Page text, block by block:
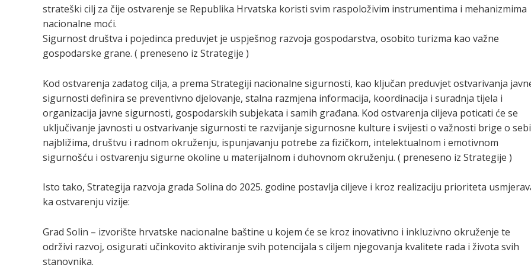
strateški cilj za čije ostvarenje se Republika Hrvatska koristi svim raspoloživim instrumentima i mehanizmima
nacionalne moći.
Sigurnost društva i pojedinca preduvjet je uspješnog razvoja gospodarstva, osobito turizma kao važne
gospodarske grane. ( preneseno iz Strategije )
Kod ostvarenja zadatog cilja, a prema Strategiji nacionalne sigurnosti, kao ključan preduvjet ostvarivanja
sigurnosti definira se preventivno djelovanje, stalna razmjena informacija, koordinacija i suradnja tijela i
organizacija javne sigurnosti, gospodarskih subjekata i samih građana. Kod ostvarenja ciljeva poticati će se
uključivanje javnosti u ostvarivanje sigurnosti te razvijanje sigurnosne kulture i svijesti o važnosti brige o
najbližima, društvu i radnom okruženju, ispunjavanju potrebe za fizičkom, intelektualnom i emotivnom
sigurnošću i ostvarenju sigurne okoline u materijalnom i duhovnom okruženju. ( preneseno iz Strategije )
Isto tako, Strategija razvoja grada Solina do 2025. godine postavlja ciljeve i kroz realizaciju prioriteta
ka ostvarenju vizije:
Grad Solin – izvorište hrvatske nacionalne baštine u kojem će se kroz inovativno i inkluzivno okruženje te
održivi razvoj, osigurati učinkovito aktiviranje svih potencijala s ciljem njegovanja kvalitete rada i života svih
stanovnika.